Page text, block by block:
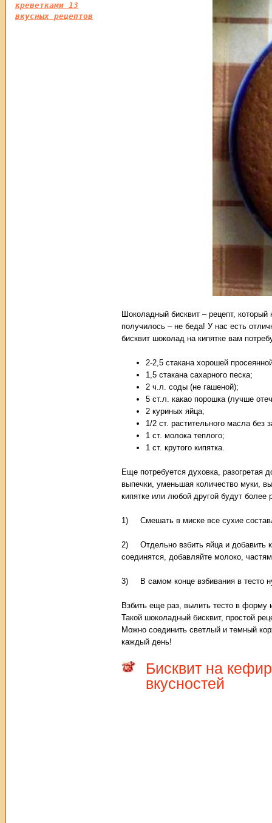
Шоколадный бисквит – рецепт,
получилось – не беда! У нас есть
бисквит шоколад на кипятке вам
2-2,5 стакана хорошей
1,5 стакана сахарного песка;
2 ч.л. соды (не гашеной);
5 ст.л. какао порошка (лучше
2 куриных яйца;
1/2 ст. растительного масла без
1 ст. молока теплого;
1 ст. крутого кипятка.
Еще потребуется духовка, разогретая
выпечки, уменьшая количество муки,
кипятке или любой другой будут
1) Смешать в миске все сухие
2) Отдельно взбить яйца и добавить к
соединятся, добавляйте молоко,
3) В самом конце взбивания в тесто
Взбить еще раз, вылить тесто в форму
Такой шоколадный бисквит, простой
Можно соединить светлый и темный
каждый день!
Бисквит на
вкусностей
креветками 13
вкусных рецептов